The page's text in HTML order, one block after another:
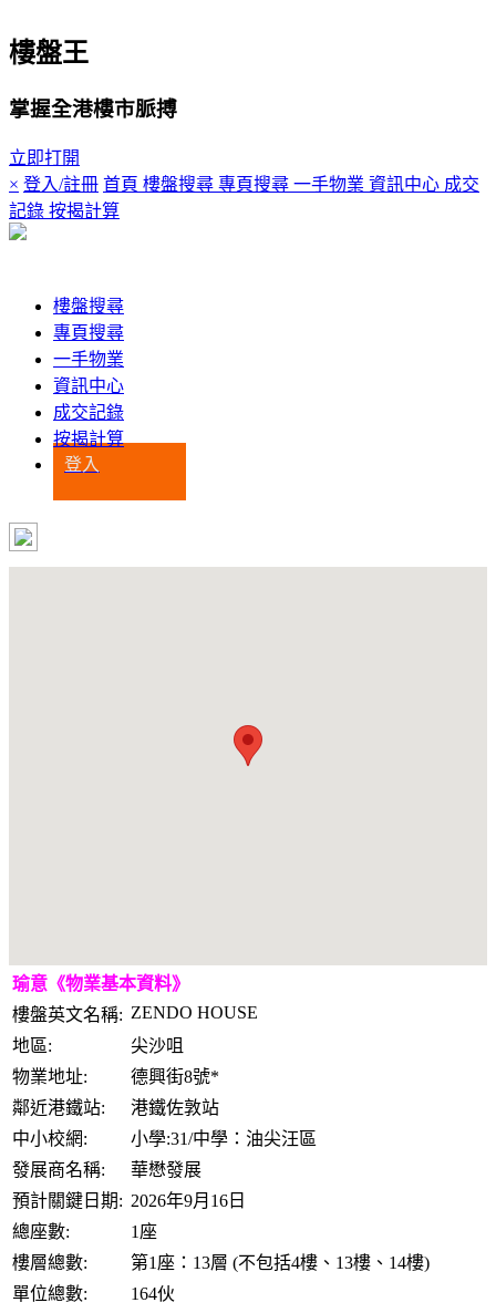
樓盤王
掌握全港樓市脈搏
立即打開
× 登入/註冊 首頁 樓盤搜尋 專頁搜尋 一手物業 資訊中心 成交
記錄 按揭計算
樓盤搜尋
專頁搜尋
一手物業
資訊中心
成交記錄
按揭計算
登入
瑜意《物業基本資料》
樓盤英文名稱: ZENDO HOUSE
地區:
尖沙咀
物業地址:
德興街8號*
鄰近港鐵站:
港鐵佐敦站
中小校網:
小學:31/中學：油尖汪區
發展商名稱:
華懋發展
預計關鍵日期: 2026年9月16日
總座數:
1座
樓層總數:
第1座：13層 (不包括4樓、13樓、14樓)
單位總數:
164伙